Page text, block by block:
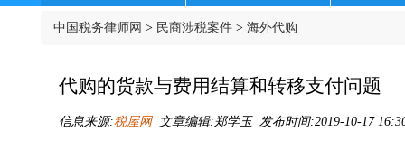
中国税务律师网 > 民商涉税案件 > 海外代购
代购的货款与费用结算和转移支付问题
信息来源:税屋网文章编辑:郑学玉 发布时间:2019-10-17